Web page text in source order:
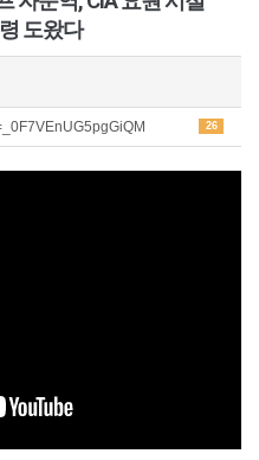
도왔다
26